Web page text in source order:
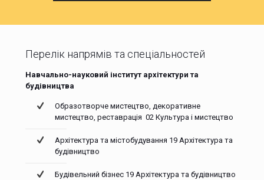
Перелік напрямів та спеціальностей
Навчально-науковий інститут архітектури та
будівництва
Образотворче мистецтво, декоративне
мистецтво, реставрація 02 Культура і мистецтво
Архітектура та містобудування 19 Архітектура та
будівництво
Будівельний бізнес 19 Архітектура та будівництво